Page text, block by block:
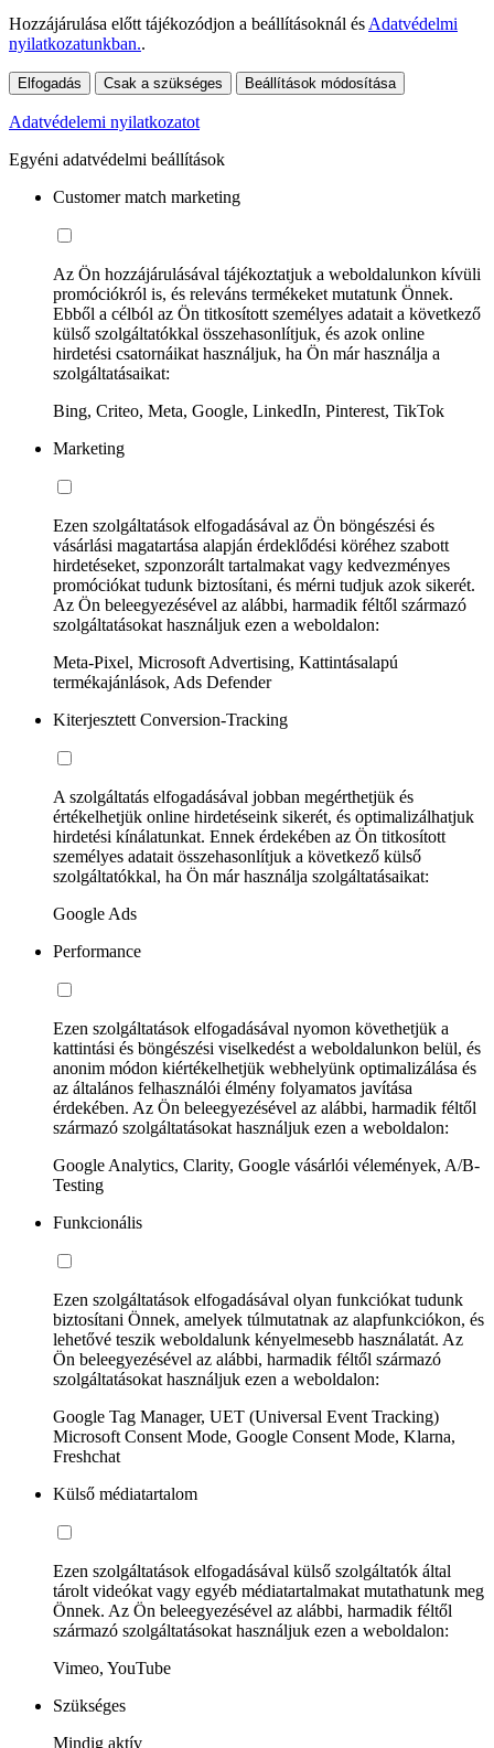
Hozzájárulása előtt tájékozódjon a beállításoknál és Adatvédelmi
nyilatkozatunkban..
Elfogadás Csak a szükséges Beállítások módosítása
Adatvédelemi nyilatkozatot
Egyéni adatvédelmi beállítások
Customer match marketing
Az Ön hozzájárulásával tájékoztatjuk a weboldalunkon kívüli
promóciókról is, és releváns termékeket mutatunk Önnek.
Ebből a célból az Ön titkosított személyes adatait a következő
külső szolgáltatókkal összehasonlítjuk, és azok online
hirdetési csatornáikat használjuk, ha Ön már használja a
szolgáltatásaikat:
Bing, Criteo, Meta, Google, LinkedIn, Pinterest, TikTok
Marketing
Ezen szolgáltatások elfogadásával az Ön böngészési és
vásárlási magatartása alapján érdeklődési köréhez szabott
hirdetéseket, szponzorált tartalmakat vagy kedvezményes
promóciókat tudunk biztosítani, és mérni tudjuk azok sikerét.
Az Ön beleegyezésével az alábbi, harmadik féltől származó
szolgáltatásokat használjuk ezen a weboldalon:
Meta-Pixel, Microsoft Advertising, Kattintásalapú
termékajánlások, Ads Defender
Kiterjesztett Conversion-Tracking
A szolgáltatás elfogadásával jobban megérthetjük és
értékelhetjük online hirdetéseink sikerét, és optimalizálhatjuk
hirdetési kínálatunkat. Ennek érdekében az Ön titkosított
személyes adatait összehasonlítjuk a következő külső
szolgáltatókkal, ha Ön már használja szolgáltatásaikat:
Google Ads
Performance
Ezen szolgáltatások elfogadásával nyomon követhetjük a
kattintási és böngészési viselkedést a weboldalunkon belül, és
anonim módon kiértékelhetjük webhelyünk optimalizálása és
az általános felhasználói élmény folyamatos javítása
érdekében. Az Ön beleegyezésével az alábbi, harmadik féltől
származó szolgáltatásokat használjuk ezen a weboldalon:
Google Analytics, Clarity, Google vásárlói vélemények, A/B-
Testing
Funkcionális
Ezen szolgáltatások elfogadásával olyan funkciókat tudunk
biztosítani Önnek, amelyek túlmutatnak az alapfunkciókon, és
lehetővé teszik weboldalunk kényelmesebb használatát. Az
Ön beleegyezésével az alábbi, harmadik féltől származó
szolgáltatásokat használjuk ezen a weboldalon:
Google Tag Manager, UET (Universal Event Tracking)
Microsoft Consent Mode, Google Consent Mode, Klarna,
Freshchat
Külső médiatartalom
Ezen szolgáltatások elfogadásával külső szolgáltatók által
tárolt videókat vagy egyéb médiatartalmakat mutathatunk meg
Önnek. Az Ön beleegyezésével az alábbi, harmadik féltől
származó szolgáltatásokat használjuk ezen a weboldalon:
Vimeo, YouTube
Szükséges
Mindig aktív